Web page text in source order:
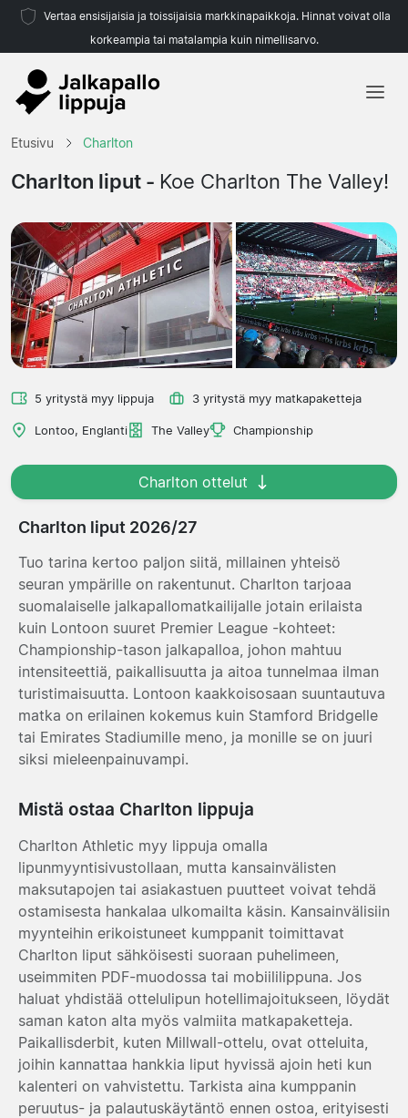
Vertaa ensisijaisia ja toissijaisia markkinapaikkoja. Hinnat voivat olla
korkeampia tai matalampia kuin nimellisarvo.
Joukkueet
Matkatoimistoja
Etusivu Charlton
Charlton liput - Koe Charlton The Valley!
5 yritystä myy lippuja 3 yritystä myy matkapaketteja
Lontoo, Englanti The Valley Championship
Charlton ottelut
Charlton liput 2026/27
Tuo tarina kertoo paljon siitä, millainen yhteisö
seuran ympärille on rakentunut. Charlton tarjoaa
suomalaiselle jalkapallomatkailijalle jotain erilaista
kuin Lontoon suuret Premier League -kohteet:
Championship-tason jalkapalloa, johon mahtuu
intensiteettiä, paikallisuutta ja aitoa tunnelmaa ilman
turistimaisuutta. Lontoon kaakkoisosaan suuntautuva
matka on erilainen kokemus kuin Stamford Bridgelle
tai Emirates Stadiumille meno, ja monille se on juuri
siksi mieleenpainuvampi.
Mistä ostaa Charlton lippuja
Charlton Athletic myy lippuja omalla
lipunmyyntisivustollaan, mutta kansainvälisten
maksutapojen tai asiakastuen puutteet voivat tehdä
ostamisesta hankalaa ulkomailta käsin. Kansainvälisiin
myynteihin erikoistuneet kumppanit toimittavat
Charlton liput sähköisesti suoraan puhelimeen,
useimmiten PDF-muodossa tai mobiililippuna. Jos
haluat yhdistää ottelulipun hotellimajoitukseen, löydät
saman katon alta myös valmiita matkapaketteja.
Paikallisderbit, kuten Millwall-ottelu, ovat otteluita,
joihin kannattaa hankkia liput hyvissä ajoin heti kun
kalenteri on vahvistettu. Tarkista aina kumppanin
peruutus- ja palautuskäytäntö ennen ostoa, erityisesti